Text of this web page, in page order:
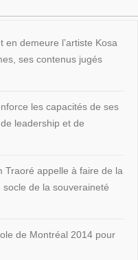
demeure l’artiste Kosa
ses contenus jugés
les capacités de ses
leadership et de
Traoré appelle à faire de la
de la souveraineté
de Montréal 2014 pour